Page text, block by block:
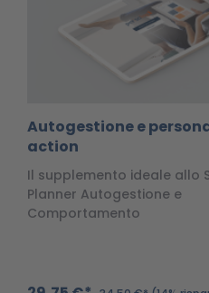
Autogestione e
action
Il supplemento ideale allo
Planner Autogestione e
Comportamento